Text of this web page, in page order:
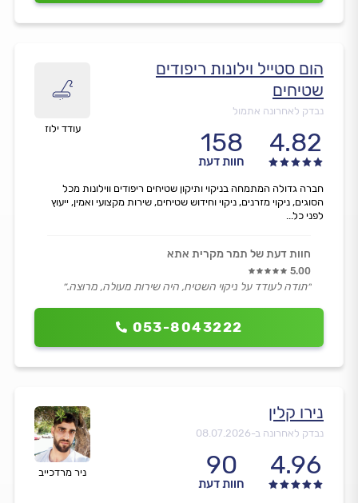
עודד ילוז
הום סטייל וילונות ריפודים
שטיחים
נבדק לאחרונה אתמול
4.82
158
חוות דעת
053-8043222
חברה גדולה המתמחה בניקוי ותיקון שטיחים ריפודים ווילונות מכל
הסוגים, ניקוי מזרנים, ניקוי וחידוש שטיחים, שירות מקצועי ואמין, ייעוץ
לפני כל...
חוות דעת של תמר מקרית אתא
5.00
״תודה לעודד על ניקוי השטיח, היה שירות מעולה, מרוצה.״
ניר מרדכייב
נירו קלין
נבדק לאחרונה ב-08.07.2026
4.96
90
חוות דעת